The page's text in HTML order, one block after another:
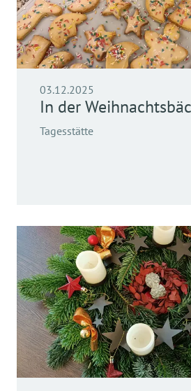
03.12.2025
In der
Tagesstätte